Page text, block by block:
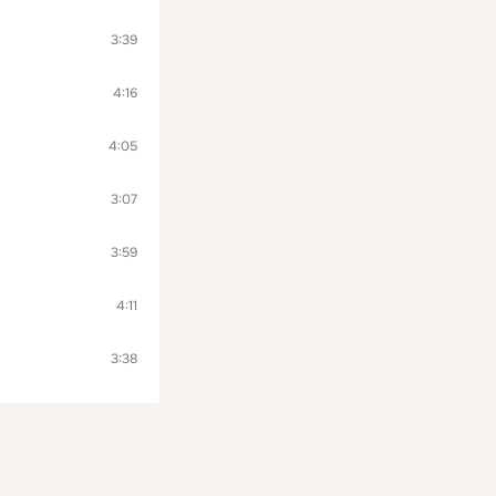
3:39
4:16
4:05
3:07
3:59
4:11
3:38